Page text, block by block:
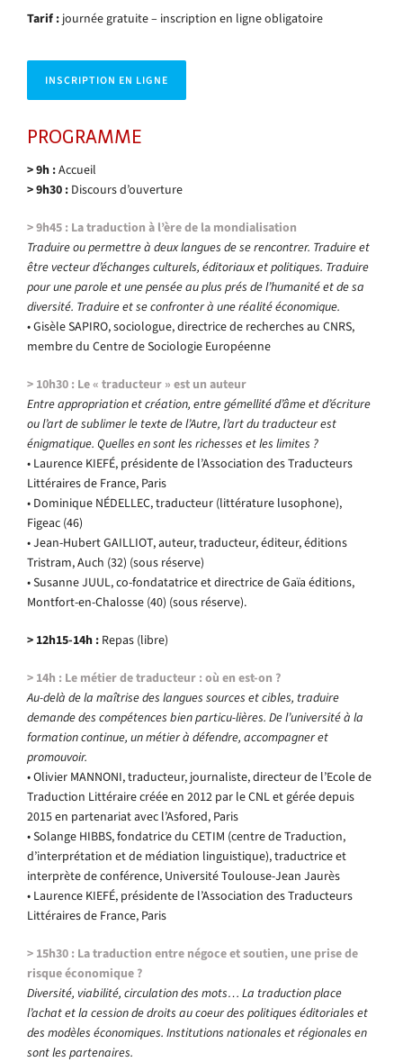
Tarif : journée gratuite – inscription en ligne obligatoire
INSCRIPTION EN LIGNE
PROGRAMME
> 9h :Accueil
> 9h30 : Discours d’ouverture
> 9h45 : La traduction à l’ère de la mondialisation
Traduire ou permettre à deux langues de se rencontrer. Traduire et
être vecteur d’échanges culturels, éditoriaux et politiques. Traduire
pour une parole et une pensée au plus prés de l’humanité et de sa
diversité. Traduire et se confronter à une réalité économique.
• Gisèle SAPIRO, sociologue, directrice de recherches au CNRS,
membre du Centre de Sociologie Européenne
> 10h30 : Le « traducteur » est un auteur
Entre appropriation et création, entre gémellité d’âme et d’écriture
ou l’art de sublimer le texte de l’Autre, l’art du traducteur est
énigmatique. Quelles en sont les richesses et les limites ?
• Laurence KIEFÉ, présidente de l’Association des Traducteurs
Littéraires de France, Paris
• Dominique NÉDELLEC, traducteur (littérature lusophone),
Figeac (46)
• Jean-Hubert GAILLIOT, auteur, traducteur, éditeur, éditions
Tristram, Auch (32) (sous réserve)
• Susanne JUUL, co-fondatatrice et directrice de Gaïa éditions,
Montfort-en-Chalosse (40) (sous réserve).
> 12h15-14h : Repas (libre)
> 14h : Le métier de traducteur : où en est-on ?
Au-delà de la maîtrise des langues sources et cibles, traduire
demande des compétences bien particu-lières. De l’université à la
formation continue, un métier à défendre, accompagner et
promouvoir.
• Olivier MANNONI, traducteur, journaliste, directeur de l’Ecole de
Traduction Littéraire créée en 2012 par le CNL et gérée depuis
2015 en partenariat avec l’Asfored, Paris
• Solange HIBBS, fondatrice du CETIM (centre de Traduction,
d’interprétation et de médiation linguistique), traductrice et
interprète de conférence, Université Toulouse-Jean Jaurès
• Laurence KIEFÉ, présidente de l’Association des Traducteurs
Littéraires de France, Paris
> 15h30 : La traduction entre négoce et soutien, une prise de
risque économique ?
Diversité, viabilité, circulation des mots… La traduction place
l’achat et la cession de droits au coeur des politiques éditoriales et
des modèles économiques. Institutions nationales et régionales en
sont les partenaires.